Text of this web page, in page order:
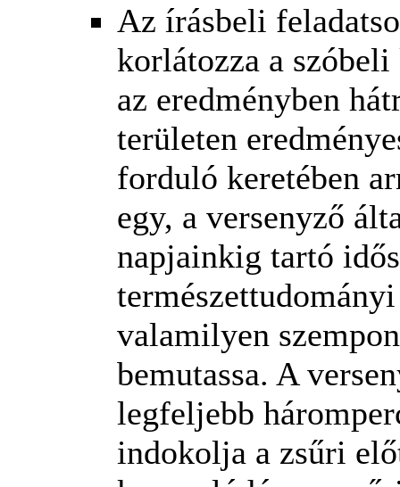
Az írásbeli
korlátozza a
az eredményben
területen
forduló keretében
egy, a versenyző
napjainkig tartó
valamilyen
bemutassa. A
legfeljebb
indokolja a zsűri